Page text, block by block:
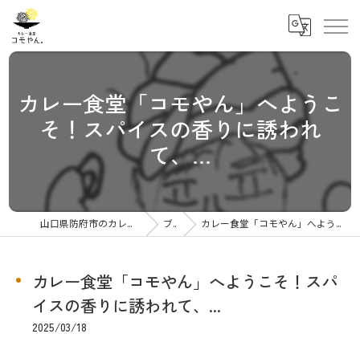
カレー食堂「コモやん」へようこ
そ！スパイスの香りに誘われ
て、...
山口県防府市のカレーならカレー食堂コモやん ブログ カレー食堂「コモやん」へようこそ！スパイスの香りに誘われて、...
カレー食堂「コモやん」へようこそ！スパ
イスの香りに誘われて、...
2025/03/18